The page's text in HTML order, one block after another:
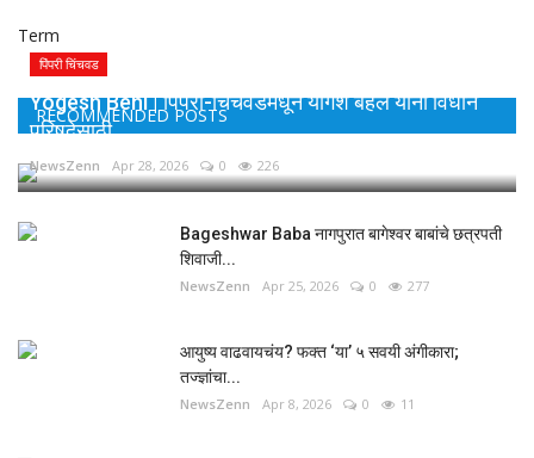
Term
RECOMMENDED POSTS
पिंपरी चिंचवड
Yogesh Behl | पिंपरी-चिंचवडमधून योगेश बहल यांना विधान
परिषदेसाठी...
NewsZenn Apr 28, 2026 0 226
Bageshwar Baba नागपुरात बागेश्वर बाबांचे छत्रपती
शिवाजी...
NewsZenn Apr 25, 2026 0 277
आयुष्य वाढवायचंय? फक्त ‘या’ ५ सवयी अंगीकारा;
तज्ज्ञांचा...
NewsZenn Apr 8, 2026 0 11